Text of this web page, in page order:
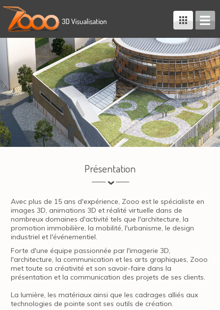
Présentation
Avec plus de 15 ans d'expérience, Zooo est le spécialiste en
images 3D, animations 3D et réalité virtuelle dans de
nombreux domaines d'activité tels que l'architecture, la
promotion immobilière, la mobilité, l'urbanisme, le design
industriel et l'événementiel.
Forte d'une équipe passionnée par l'imagerie 3D,
l'architecture, la communication et les arts graphiques, Zooo
met toute sa créativité et son savoir-faire dans la
présentation et la communication des projets de ses clients.
La lumière, les matériaux ainsi que les cadrages alliés aux
technologies de pointe sont ses outils de création.